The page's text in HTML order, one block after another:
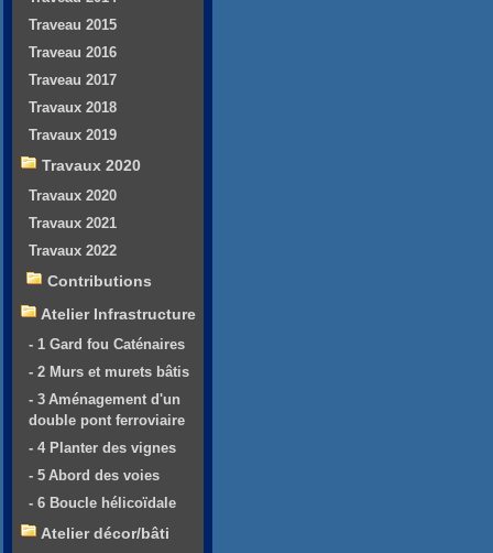
Traveau 2015
Traveau 2016
Traveau 2017
Travaux 2018
Travaux 2019
Travaux 2020
Travaux 2020
Travaux 2021
Travaux 2022
Contributions
Atelier Infrastructure
- 1 Gard fou Caténaires
- 2 Murs et murets bâtis
- 3 Aménagement d'un
double pont ferroviaire
- 4 Planter des vignes
- 5 Abord des voies
- 6 Boucle hélicoïdale
Atelier décor/bâti